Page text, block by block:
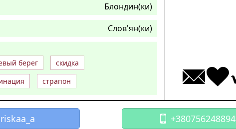
Блондин(ки)
Слов'ян(ки)
берег
скидка
страпон
+380756248894